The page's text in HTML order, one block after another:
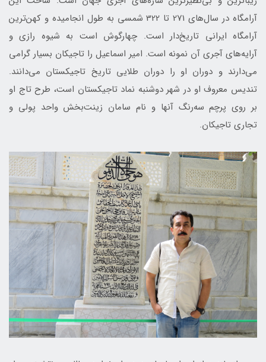
آرامگاه در سال‌های 271 تا 322 شمسی به طول انجامیده و کهن‌ترین
آرامگاه ایرانی تاریخ‌دار است. چهارگوش است به شیوه رازی و
آرایه‌های آجری آن نمونه است. امیر اسماعیل را تاجیکان بسیار گرامی
می‌دارند و دوران او را دوران طلایی تاریخ تاجیکستان می‌دانند.
تندیس معروف او در شهر دوشنبه نماد تاجیکستان است، طرح تاج او
بر روی پرچم سه‌رنگ آنها و نام سامان زینت‌بخش واحد پولی و
تجاری تاجیکان.